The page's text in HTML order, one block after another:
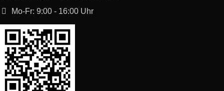
Mo-Fr: 9:00 - 16:00 Uhr